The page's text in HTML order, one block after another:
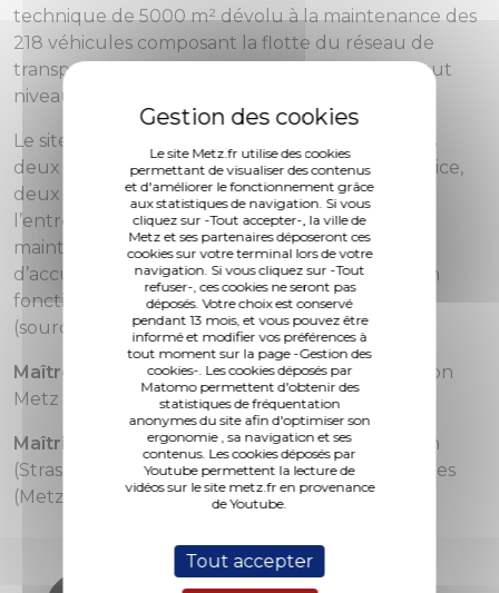
Le site Metz.fr utilise des cookies
permettant de visualiser des contenus
et d'améliorer le fonctionnement grâce
aux statistiques de navigation. Si vous
cliquez sur -Tout accepter-, la ville de
Metz et ses partenaires déposeront ces
cookies sur votre terminal lors de votre
navigation. Si vous cliquez sur -Tout
refuser-, ces cookies ne seront pas
déposés. Votre choix est conservé
pendant 13 mois, et vous pouvez être
informé et modifier vos préférences à
tout moment sur la page -Gestion des
cookies-. Les cookies déposés par
Matomo permettent d'obtenir des
statistiques de fréquentation
anonymes du site afin d'optimiser son
ergonomie , sa navigation et ses
contenus. Les cookies déposés par
Youtube permettent la lecture de
vidéos sur le site metz.fr en provenance
de Youtube.
Tout accepter
technique de 5000 m² dévolu à la maintenance des
218 véhicules composant la flotte du réseau de
transport de Metz Métropole, dont 27 bus à haut
niveau de service METTIS.
Le site est complètement autonome. Outre ces
deux édifices, y sont construits une station-service,
deux stations de lavage et un bâtiment dédié à
l’entretien du mobilier urbain. Le centre de
maintenance et de remisage est en mesure
d’accueillir les 468 employés nécessaires au bon
fonctionnement du service.
(source Metz Métropole)
Maître d’ouvrageCommunauté d’agglomération
Metz Métropole
Maîtrise d’oeuvreArchitectes Denu et Paradon
(Strasbourg) et bureau d’études BEAI Ingénieries
(Metz)